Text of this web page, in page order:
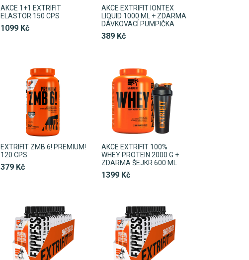
AKCE 1+1 EXTRIFIT
ELASTOR 150 CPS
1099 Kč
AKCE EXTRIFIT IONTEX
LIQUID 1000 ML + ZDARMA
DÁVKOVACÍ PUMPIČKA
389 Kč
EXTRIFIT ZMB 6! PREMIUM!
120 CPS
379 Kč
AKCE EXTRIFIT 100%
WHEY PROTEIN 2000 G +
ZDARMA ŠEJKR 600 ML
1399 Kč